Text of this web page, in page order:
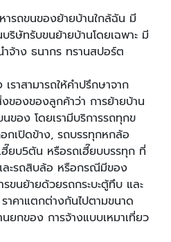
ารถขนของย้ายบ้านใกล้ฉัน มี
ริษัทรับขนย้ายบ้านโดยเฉพาะ มี
ำจ้าง ธนากร ทรานสปอร์ต
ราสามารถให้คำปรึกษาจาก
ของของลูกค้าว่า การย้ายบ้าน
นของ โดยเรามีบริการรถทุกข
กเปิดข้าง, รถบรรทุกหกล้อ
ฮี๊ยบ5ตัน หรือรถเฮี๊ยบบรรทุก ที่
ละรถสิบล้อ หรือกรณีมีของ
ขนย้ายด้วยรถกระบะตู้ทึบ และ
าคาแตกต่างกันไปตามขนาด
ยกของ การจ้างแบบเหมาเที่ยว